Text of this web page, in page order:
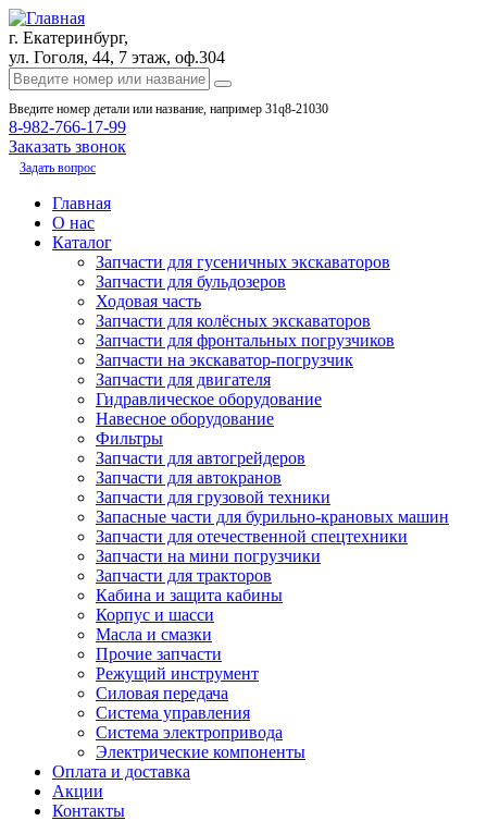
г. Екатеринбург,
ул. Гоголя, 44, 7 этаж, оф.304
Введите номер детали или название, например 31q8-21030
8-982-766-17-99
Заказать звонок
Задать вопрос
Главная
О нас
Каталог
Запчасти для гусеничных экскаваторов
Запчасти для бульдозеров
Ходовая часть
Запчасти для колёсных экскаваторов
Запчасти для фронтальных погрузчиков
Запчасти на экскаватор-погрузчик
Запчасти для двигателя
Гидравлическое оборудование
Навесное оборудование
Фильтры
Запчасти для автогрейдеров
Запчасти для автокранов
Запчасти для грузовой техники
Запасные части для бурильно-крановых машин
Запчасти для отечественной спецтехники
Запчасти на мини погрузчики
Запчасти для тракторов
Кабина и защита кабины
Корпус и шасси
Масла и смазки
Прочие запчасти
Режущий инструмент
Силовая передача
Система управления
Система электропривода
Электрические компоненты
Оплата и доставка
Акции
Контакты